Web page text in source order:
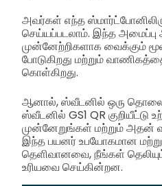
அவர்கள் எந்த
செய்யப்படலாம். இந்த அமைப்பு
முன்னேற்றிகளாக வைக்கும்
போடுகிறது மற்றும்
கொள்கிறது.
ஆனால், ஸ்வீடனில் ஒரு
ஸ்வீடனில் GS1 QR குறியீட்டு
முன்னேறுங்கள் மற்றும் அதன்
இந்த பயனர் உபயோகமான
தெளிவானவை, நீங்கள்
உரியவை செய்கின்றன.